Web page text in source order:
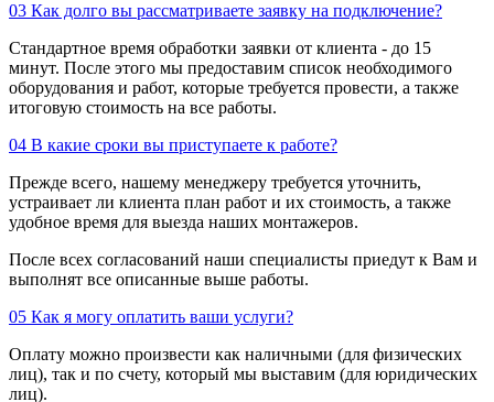
03 Как долго вы рассматриваете заявку на подключение?
Стандартное время обработки заявки от клиента - до 15
минут. После этого мы предоставим список необходимого
оборудования и работ, которые требуется провести, а также
итоговую стоимость на все работы.
04 В какие сроки вы приступаете к работе?
Прежде всего, нашему менеджеру требуется уточнить,
устраивает ли клиента план работ и их стоимость, а также
удобное время для выезда наших монтажеров.
После всех согласований наши специалисты приедут к Вам и
выполнят все описанные выше работы.
05 Как я могу оплатить ваши услуги?
Оплату можно произвести как наличными (для физических
лиц), так и по счету, который мы выставим (для юридических
лиц).